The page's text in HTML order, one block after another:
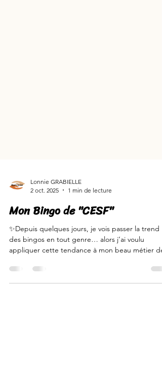
Lonnie GRABIELLE
2 oct. 2025
1 min de lecture
Mon Bingo de "CESF"
✨Depuis quelques jours, je vois passer la trend
appliquer cette tendance à mon beau métier